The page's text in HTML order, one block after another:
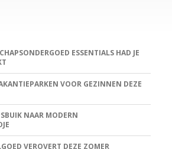
ESSENTIALS HAD JE
VOOR GEZINNEN DEZE
NAAR MODERN
VEROVERT DEZE ZOMER